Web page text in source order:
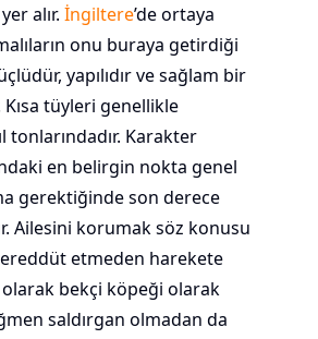
alır. İngiltere’de ortaya
onu buraya getirdiği
yapılıdır ve sağlam bir
tüyleri genellikle
tonlarındadır. Karakter
en belirgin nokta genel
gerektiğinde son derece
Ailesini korumak söz konusu
etmeden harekete
bekçi köpeği olarak
saldırgan olmadan da